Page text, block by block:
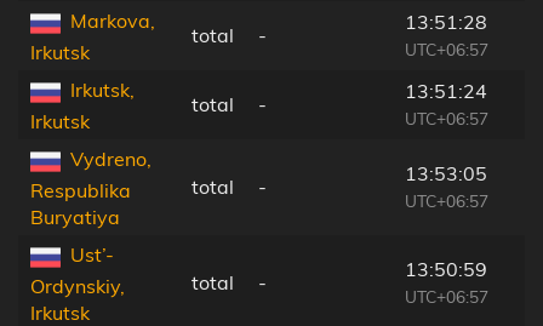
Markova,
Irkutsk
total -
13:51:28
UTC+06:57
Irkutsk,
Irkutsk
total -
13:51:24
UTC+06:57
Vydreno,
Respublika
Buryatiya
total -
13:53:05
UTC+06:57
Ust’-
Ordynskiy,
Irkutsk
total -
13:50:59
UTC+06:57